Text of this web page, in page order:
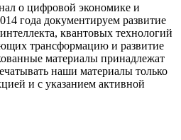
о цифровой экономике и
года документируем развитие
квантовых технологий
трансформацию и развитие
материалы принадлежат
наши материалы только
и с указанием активной